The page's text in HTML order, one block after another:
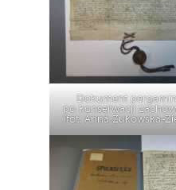
Dokument
po konserwacji
(fot. Anna Żukowska-